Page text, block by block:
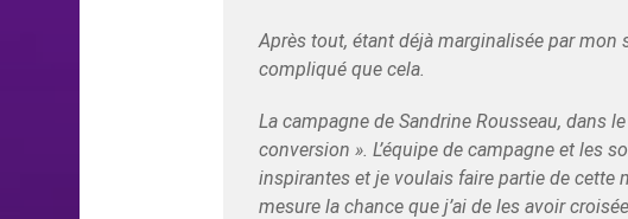
Après tout, étant déjà marginalisée par
compliqué que cela.
La campagne de Sandrine Rousseau, dans
conversion ». L’équipe de campagne et les
inspirantes et je voulais faire partie de cette
mesure la chance que j’ai de les avoir